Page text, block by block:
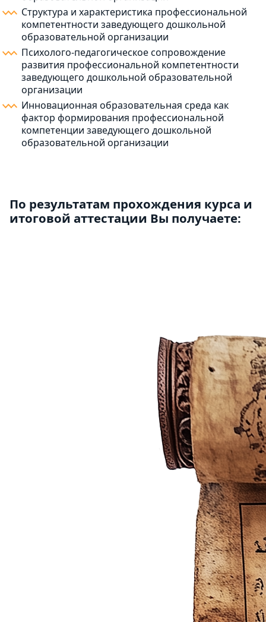
Структура и характеристика профессиональной
компетентности заведующего дошкольной
образовательной организации
Психолого-педагогическое сопровождение
развития профессиональной компетентности
заведующего дошкольной образовательной
организации
Инновационная образовательная среда как
фактор формирования профессиональной
компетенции заведующего дошкольной
образовательной организации
По результатам прохождения курса и
итоговой аттестации Вы получаете: